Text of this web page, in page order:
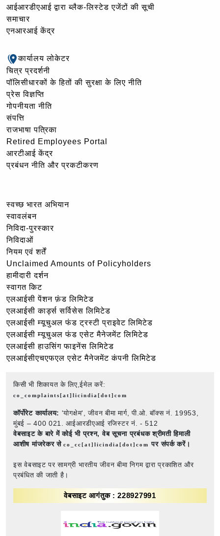
आईआरडीएआई द्वारा ब्लैक-लिस्टेड एजेंटों की सूची
समाचार
एनआरआई केंद्र
कार्यालय लोकेटर
चित्र प्रदर्शनी
पॉलिसीधारकों के हितों की सुरक्षा के लिए नीति
प्रेस विज्ञप्ति
गोपनीयता नीति
संपत्ति
राजभाषा पत्रिका
Retired Employees Portal
आरटीआई केंद्र
प्रबंधन नीति और प्रकटीकरण
स्वच्छ भारत अभियान
स्वावलंबन
निविदा-पुरस्कार
निविदाओं
नियम एवं शर्तें
Unclaimed Amounts of Policyholders
हामीदारी दर्शन
स्वागत किट
एलआईसी पेंशन फ़ंड लिमिटेड
एलआईसी कार्ड्स सर्विसेस लिमिटेड
एलआईसी म्यूचुअल फंड ट्रस्टी प्राइवेट लिमिटेड
एलआईसी म्यूचुअल फंड एसेट मैनेजमेंट लिमिटेड
एलआईसी हाउसिंग फाइनेंस लिमिटेड
एलआईसीएचएफएल एसेट मैनेजमेंट कंपनी लिमिटेड
किसी भी शिकायत के लिए,ईमेल करें:
co_complaints[at]licindia[dot]com
कॉर्पोरेट कार्यालय: 'योगक्षेम', जीवन बीमा मार्ग, पी.ओ. बॉक्स नं. 19953,
मुंबई – 400 021. आईआरडीएआई रजिस्टर नं. - 512
वेबसाइट के बारे में कोई भी प्रश्न, वेब सूचना प्रबंधक श्रीमती हिमाली
आशीष मांजरेकर सेco_cc[at]licindia[dot]comपर संपर्क करें।
इस वेबसाइट पर सामग्री भारतीय जीवन बीमा निगम द्वारा प्रकाशित और
प्रबंधित की जाती है।
वेबसाइट आगंतुक : 228927991